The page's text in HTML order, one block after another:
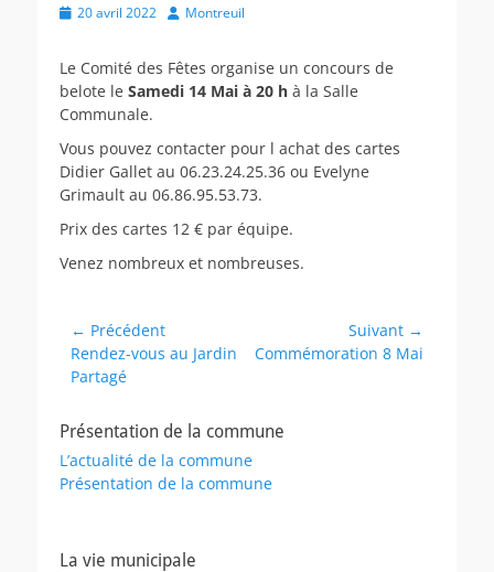
Posted
20 avril 2022 AuthorMontreuil
Le Comité des Fêtes organise un concours de
belote le Samedi 14 Mai à 20 h à la Salle
Communale.
Vous pouvez contacter pour l achat des cartes
Didier Gallet au 06.23.24.25.36 ou Evelyne
Grimault au 06.86.95.53.73.
Prix des cartes 12 € par équipe.
Venez nombreux et nombreuses.
Navigation
de
l’article
← Précédent
Article
précédent :
Rendez-vous au Jardin
Partagé
Suivant →
Article
Commémoration 8 Mai
Présentation de la commune
L’actualité de la commune
Présentation de la commune
La vie municipale